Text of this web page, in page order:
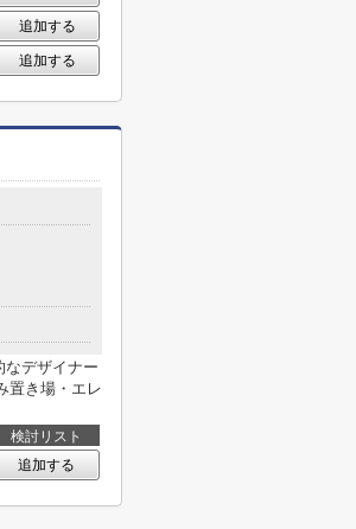
追加する
追加する
なデザイナー
置き場・エレ
検討リスト
追加する